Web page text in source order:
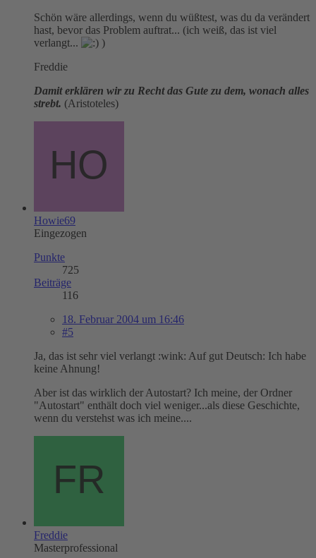
Schön wäre allerdings, wenn du wüßtest, was du da verändert
hast, bevor das Problem auftrat... (ich weiß, das ist viel
verlangt...
)
Freddie
Damit erklären wir zu Recht das Gute zu dem, wonach alles
strebt. (Aristoteles)
Howie69
Eingezogen
Punkte
725
Beiträge
116
18. Februar 2004 um 16:46
#5
Ja, das ist sehr viel verlangt :wink: Auf gut Deutsch: Ich habe
keine Ahnung!
Aber ist das wirklich der Autostart? Ich meine, der Ordner
"Autostart" enthält doch viel weniger...als diese Geschichte,
wenn du verstehst was ich meine....
Freddie
Masterprofessional